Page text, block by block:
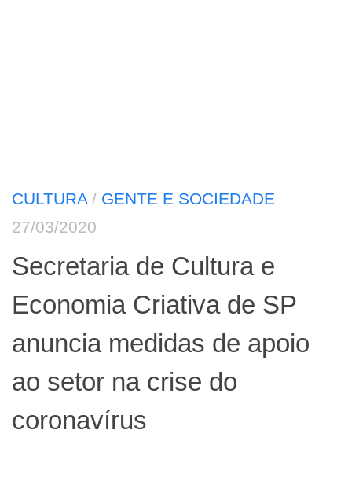
CULTURA/ GENTE E SOCIEDADE
27/03/2020
Secretaria de Cultura e
Economia Criativa de SP
anuncia medidas de apoio
ao setor na crise do
coronavírus